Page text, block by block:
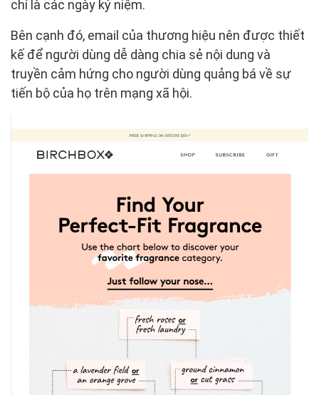
chí là các ngày kỷ niệm.
Bên cạnh đó, email của thương hiệu nên được thiết
kế để người dùng dễ dàng chia sẻ nội dung và
truyền cảm hứng cho người dùng quảng bá về sự
tiến bộ của họ trên mạng xã hội.